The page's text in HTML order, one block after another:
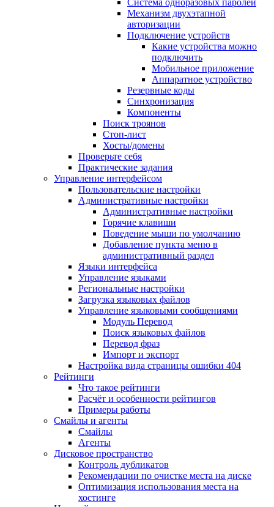
Система одноразовых паролей
Механизм двухэтапной
авторизации
Подключение устройств
Какие устройства можно
подключить
Мобильное приложение
Аппаратное устройство
Резервные коды
Синхронизация
Компоненты
Поиск троянов
Стоп-лист
Хосты/домены
Проверьте себя
Практические задания
Управление интерфейсом
Пользовательские настройки
Административные настройки
Административные настройки
Горячие клавиши
Поведение мыши по умолчанию
Добавление пункта меню в
административный раздел
Языки интерфейса
Управление языками
Региональные настройки
Загрузка языковых файлов
Управление языковыми сообщениями
Mодуль Перевод
Поиск языковых файлов
Перевод фраз
Импорт и экспорт
Настройка вида страницы ошибки 404
Рейтинги
Что такое рейтинги
Расчёт и особенности рейтингов
Примеры работы
Смайлы и агенты
Смайлы
Агенты
Дисковое пространство
Контроль дубликатов
Рекомендации по очистке места на диске
Оптимизация использования места на
хостинге